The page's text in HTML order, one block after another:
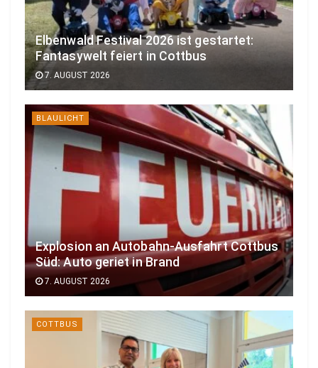
Elbenwald Festival 2026 ist gestartet:
Fantasywelt feiert in Cottbus
7. AUGUST 2026
BLAULICHT
Explosion an Autobahn-Ausfahrt Cottbus
Süd: Auto geriet in Brand
7. AUGUST 2026
COTTBUS